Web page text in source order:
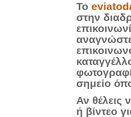
Το
στην
σημείο
Αν θέλεις
ή βίντεο